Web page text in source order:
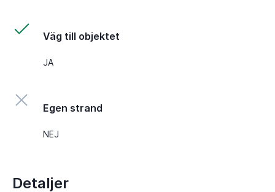
Väg till objektet
JA
Egen strand
NEJ
Detaljer